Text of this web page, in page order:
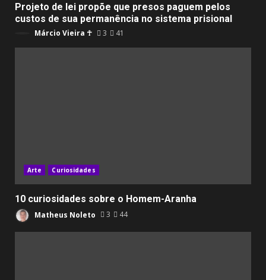
Projeto de lei propõe que presos paguem pelos
custos de sua permanência no sistema prisional
Márcio Vieira ☥ 3 41
Arte Curiosidades
10 curiosidades sobre o Homem-Aranha
Matheus Noleto 3 44